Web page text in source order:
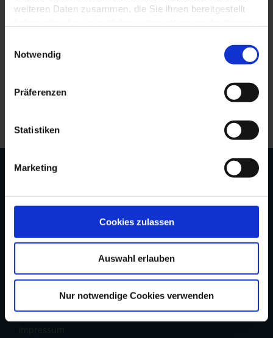
weiteren Daten zusammen, die Sie ihnen bereitgestellt
Cookies, wenn Sie unsere Webseite weiterhin nutzen.
Notwendig
Präferenzen
Statistiken
Marketing
Cookies zulassen
Auswahl erlauben
Nur notwendige Cookies verwenden
Sie finden den Originalartikel außerdem auf
Aktuelles
FONDS